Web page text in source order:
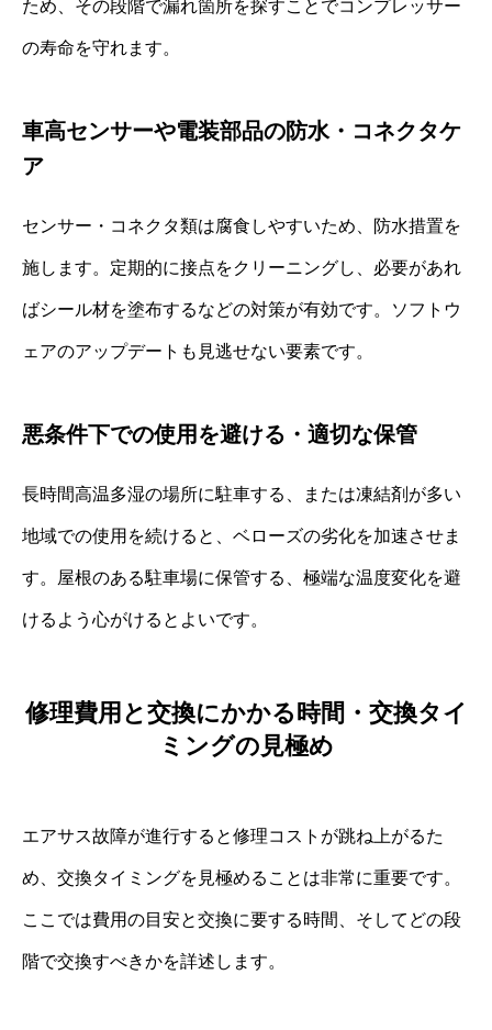
ため、その段階で漏れ箇所を探すことでコンプレッサー
の寿命を守れます。
車高センサーや電装部品の防水・コネクタケ
ア
センサー・コネクタ類は腐食しやすいため、防水措置を
施します。定期的に接点をクリーニングし、必要があれ
ばシール材を塗布するなどの対策が有効です。ソフトウ
ェアのアップデートも見逃せない要素です。
悪条件下での使用を避ける・適切な保管
長時間高温多湿の場所に駐車する、または凍結剤が多い
地域での使用を続けると、ベローズの劣化を加速させま
す。屋根のある駐車場に保管する、極端な温度変化を避
けるよう心がけるとよいです。
修理費用と交換にかかる時間・交換タイ
ミングの見極め
エアサス故障が進行すると修理コストが跳ね上がるた
め、交換タイミングを見極めることは非常に重要です。
ここでは費用の目安と交換に要する時間、そしてどの段
階で交換すべきかを詳述します。